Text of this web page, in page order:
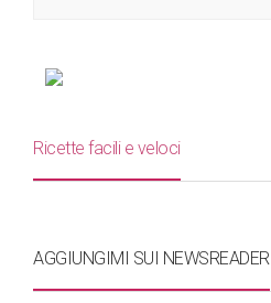
Ricette facili e veloci
AGGIUNGIMI SUI NEWSREADER